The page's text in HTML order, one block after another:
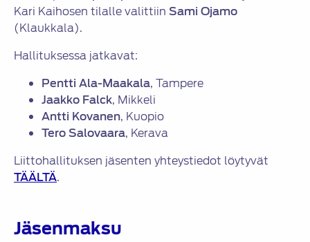
Kari Kaihosen tilalle valittiin Sami Ojamo
(Klaukkala).
Hallituksessa jatkavat:
Pentti Ala-Maakala, Tampere
Jaakko Falck, Mikkeli
Antti Kovanen, Kuopio
Tero Salovaara, Kerava
Liittohallituksen jäsenten yhteystiedot löytyvät
TÄÄLTÄ.
Jäsenmaksu